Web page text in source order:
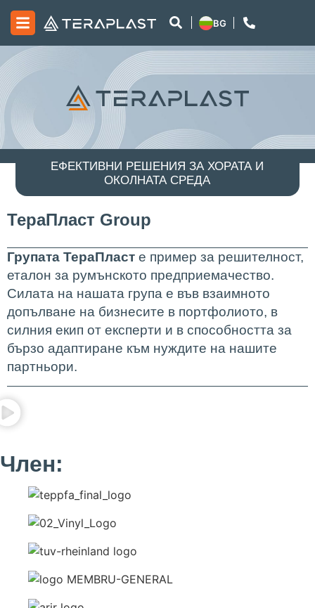
BG
ЕФЕКТИВНИ РЕШЕНИЯ ЗА ХОРАТА И
ОКОЛНАТА СРЕДА
ТераПласт Group
Групата ТераПласт е пример за решителност,
еталон за румънското предприемачество.
Силата на нашата група е във взаимното
допълване на бизнесите в портфолиото, в
силния екип от експерти и в способността за
бързо адаптиране към нуждите на нашите
партньори.
Член: